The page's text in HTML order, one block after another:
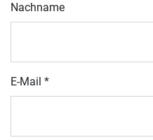
Nachname
E-Mail *